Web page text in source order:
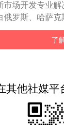
市场开发专业
俄罗斯、哈萨
了
其他社媒平